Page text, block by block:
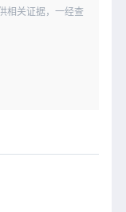
相关证据，一经查